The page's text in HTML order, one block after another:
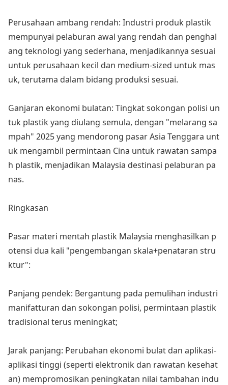
Perusahaan ambang rendah: Industri produk plastik
mempunyai pelaburan awal yang rendah dan penghal
ang teknologi yang sederhana, menjadikannya sesuai
untuk perusahaan kecil dan medium-sized untuk mas
uk, terutama dalam bidang produksi sesuai.
Ganjaran ekonomi bulatan: Tingkat sokongan polisi un
tuk plastik yang diulang semula, dengan "melarang sa
mpah" 2025 yang mendorong pasar Asia Tenggara unt
uk mengambil permintaan Cina untuk rawatan sampa
h plastik, menjadikan Malaysia destinasi pelaburan pa
nas.
Ringkasan
Pasar materi mentah plastik Malaysia menghasilkan p
otensi dua kali "pengembangan skala+penataran stru
ktur":
Panjang pendek: Bergantung pada pemulihan industri
manifatturan dan sokongan polisi, permintaan plastik
tradisional terus meningkat;
Jarak panjang: Perubahan ekonomi bulat dan aplikasi-
aplikasi tinggi (seperti elektronik dan rawatan kesehat
an) mempromosikan peningkatan nilai tambahan indu